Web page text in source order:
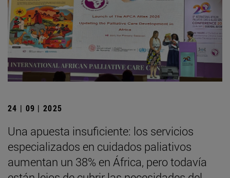
24 | 09 | 2025
Una apuesta insuficiente: los servicios
especializados en cuidados paliativos
aumentan un 38% en África, pero todavía